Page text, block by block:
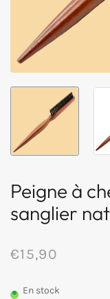
Peigne à
sanglier
€15,90
/
UNITAIRE
En stock